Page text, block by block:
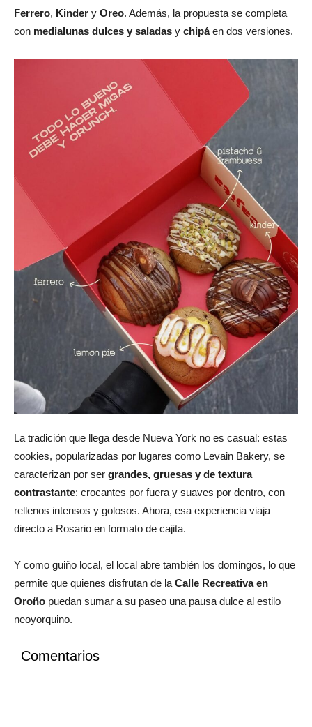
Ferrero, Kinder y Oreo. Además, la propuesta se completa
con medialunas dulces y saladas y chipáen dos versiones.
La tradición que llega desde Nueva York no es casual: estas
cookies, popularizadas por lugares como Levain Bakery, se
caracterizan por ser grandes, gruesas y de textura
contrastante: crocantes por fuera y suaves por dentro, con
rellenos intensos y golosos. Ahora, esa experiencia viaja
directo a Rosario en formato de cajita.
Y como guiño local, el local abre también los domingos, lo que
permite que quienes disfrutan de la Calle Recreativa en
Oroño puedan sumar a su paseo una pausa dulce al estilo
neoyorquino.
Comentarios